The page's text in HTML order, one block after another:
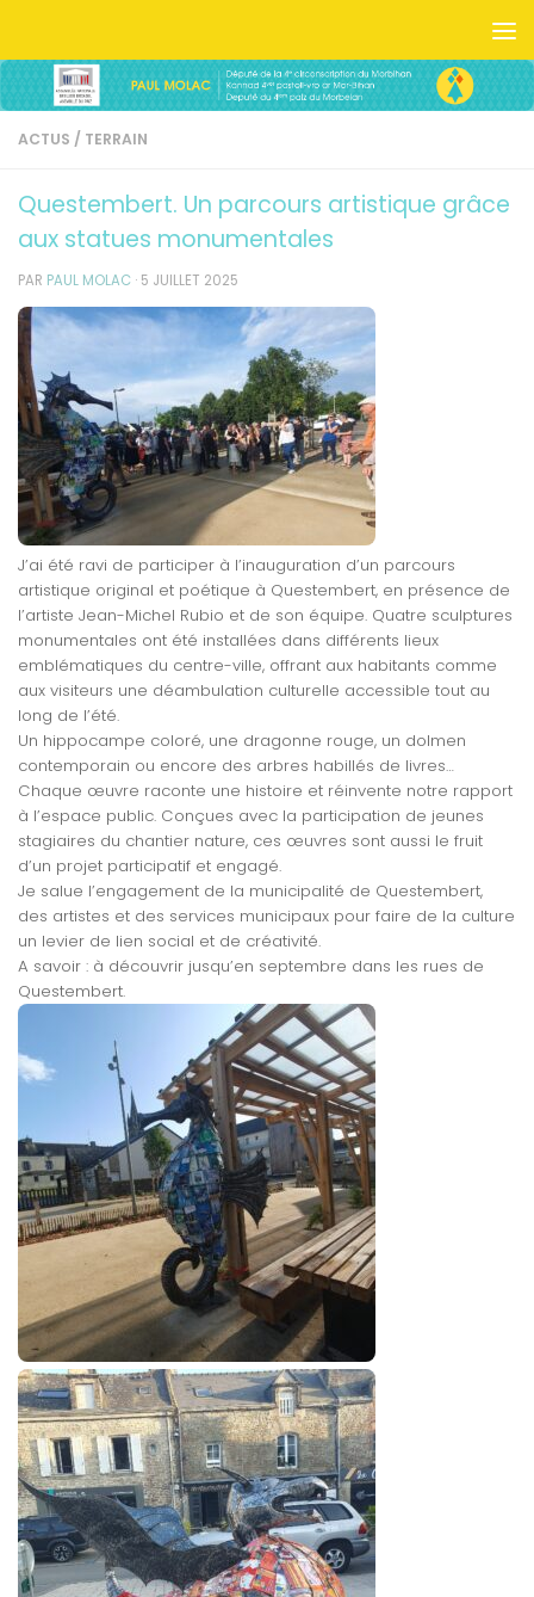
ACTUS / TERRAIN
Questembert. Un parcours artistique grâce
aux statues monumentales
PAR PAUL MOLAC · 5 JUILLET 2025
J’ai été ravi de participer à l’inauguration d’un parcours
artistique original et poétique à Questembert, en présence de
l’artiste Jean-Michel Rubio et de son équipe. Quatre sculptures
monumentales ont été installées dans différents lieux
emblématiques du centre-ville, offrant aux habitants comme
aux visiteurs une déambulation culturelle accessible tout au
long de l’été.
Un hippocampe coloré, une dragonne rouge, un dolmen
contemporain ou encore des arbres habillés de livres…
Chaque œuvre raconte une histoire et réinvente notre rapport
à l’espace public. Conçues avec la participation de jeunes
stagiaires du chantier nature, ces œuvres sont aussi le fruit
d’un projet participatif et engagé.
Je salue l’engagement de la municipalité de Questembert,
des artistes et des services municipaux pour faire de la culture
un levier de lien social et de créativité.
A savoir : à découvrir jusqu’en septembre dans les rues de
Questembert.